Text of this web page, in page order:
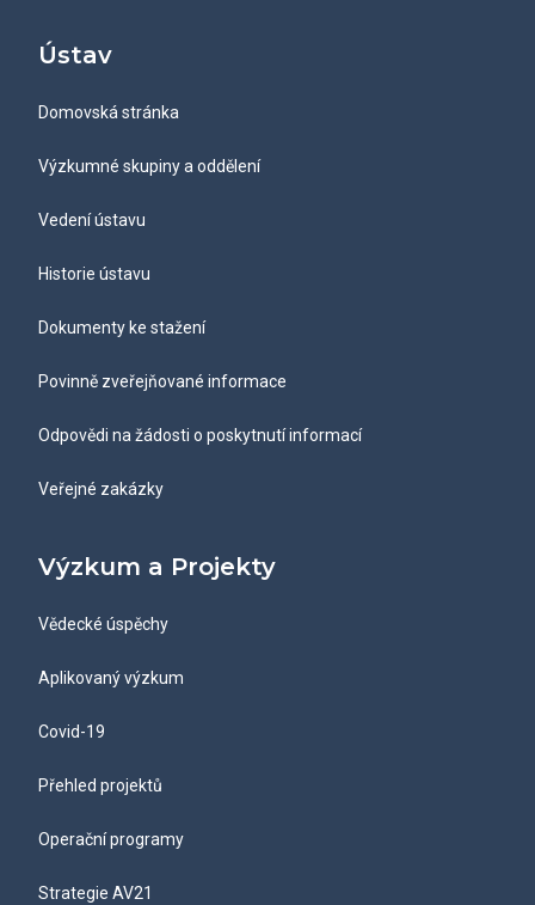
Ústav
Domovská stránka
Výzkumné skupiny a oddělení
Vedení ústavu
Historie ústavu
Dokumenty ke stažení
Povinně zveřejňované informace
Odpovědi na žádosti o poskytnutí informací
Veřejné zakázky
Výzkum a Projekty
Vědecké úspěchy
Aplikovaný výzkum
Covid-19
Přehled projektů
Operační programy
Strategie AV21